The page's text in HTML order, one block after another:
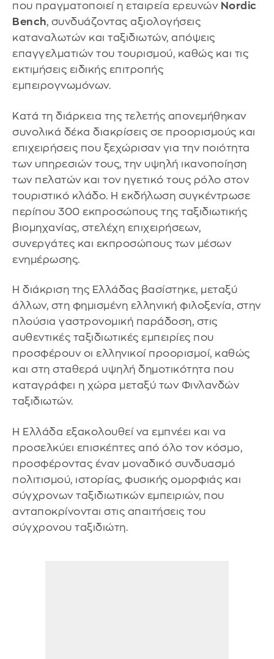
που πραγματοποιεί η εταιρεία ερευνών Nordic
Bench, συνδυάζοντας αξιολογήσεις
καταναλωτών και ταξιδιωτών, απόψεις
επαγγελματιών του τουρισμού, καθώς και τις
εκτιμήσεις ειδικής επιτροπής
εμπειρογνωμόνων.
Κατά τη διάρκεια της τελετής απονεμήθηκαν
συνολικά δέκα διακρίσεις σε προορισμούς και
επιχειρήσεις που ξεχώρισαν για την ποιότητα
των υπηρεσιών τους, την υψηλή ικανοποίηση
των πελατών και τον ηγετικό τους ρόλο στον
τουριστικό κλάδο. Η εκδήλωση συγκέντρωσε
περίπου 300 εκπροσώπους της ταξιδιωτικής
βιομηχανίας, στελέχη επιχειρήσεων,
συνεργάτες και εκπροσώπους των μέσων
ενημέρωσης.
Η διάκριση της Ελλάδας βασίστηκε, μεταξύ
άλλων, στη φημισμένη ελληνική φιλοξενία, στην
πλούσια γαστρονομική παράδοση, στις
αυθεντικές ταξιδιωτικές εμπειρίες που
προσφέρουν οι ελληνικοί προορισμοί, καθώς
και στη σταθερά υψηλή δημοτικότητα που
καταγράφει η χώρα μεταξύ των Φινλανδών
ταξιδιωτών.
Η Ελλάδα εξακολουθεί να εμπνέει και να
προσελκύει επισκέπτες από όλο τον κόσμο,
προσφέροντας έναν μοναδικό συνδυασμό
πολιτισμού, ιστορίας, φυσικής ομορφιάς και
σύγχρονων ταξιδιωτικών εμπειριών, που
ανταποκρίνονται στις απαιτήσεις του
σύγχρονου ταξιδιώτη.